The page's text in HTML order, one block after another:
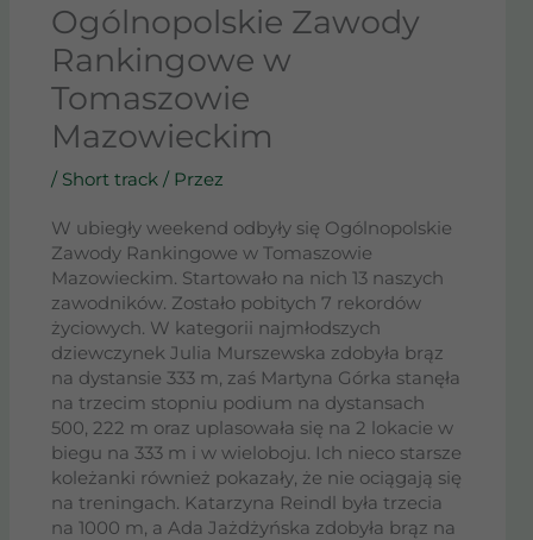
Ogólnopolskie Zawody
Rankingowe w
Tomaszowie
Mazowieckim
/ Short track/ Przez
W ubiegły weekend odbyły się Ogólnopolskie
Zawody Rankingowe w Tomaszowie
Mazowieckim. Startowało na nich 13 naszych
zawodników. Zostało pobitych 7 rekordów
życiowych. W kategorii najmłodszych
dziewczynek Julia Murszewska zdobyła brąz
na dystansie 333 m, zaś Martyna Górka stanęła
na trzecim stopniu podium na dystansach
500, 222 m oraz uplasowała się na 2 lokacie w
biegu na 333 m i w wieloboju. Ich nieco starsze
koleżanki również pokazały, że nie ociągają się
na treningach. Katarzyna Reindl była trzecia
na 1000 m, a Ada Jażdżyńska zdobyła brąz na